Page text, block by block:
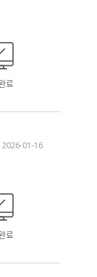
료
2026-01-16
료